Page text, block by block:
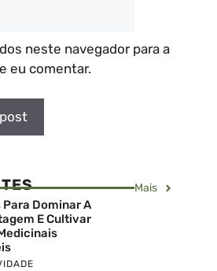
neste navegador para a
eu comentar.
Mais
Para Dominar A
E Cultivar